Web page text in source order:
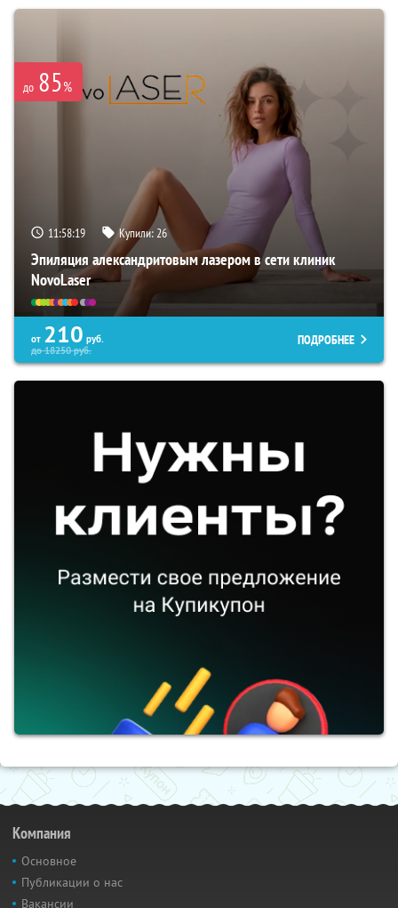
до 85%
11:58:19 Купили:26
Эпиляция александритовым лазером в сети клиник
NovoLaser
от 210 руб.
до18250руб.
ПОДРОБНЕЕ
Компания
Основное
Публикации о нас
Вакансии